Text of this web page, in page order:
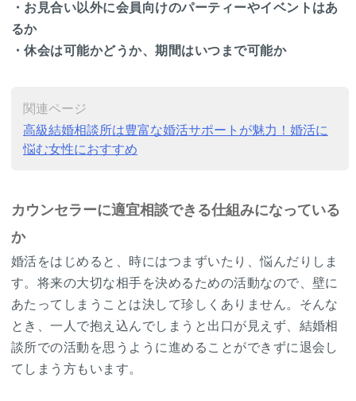
・お見合い以外に会員向けのパーティーやイベントはあ
るか
・休会は可能かどうか、期間はいつまで可能か
関連ページ
高級結婚相談所は豊富な婚活サポートが魅力！婚活に
悩む女性におすすめ
カウンセラーに適宜相談できる仕組みになっている
か
婚活をはじめると、時にはつまずいたり、悩んだりしま
す。将来の大切な相手を決めるための活動なので、壁に
あたってしまうことは決して珍しくありません。そんな
とき、一人で抱え込んでしまうと出口が見えず、結婚相
談所での活動を思うように進めることができずに退会し
てしまう方もいます。